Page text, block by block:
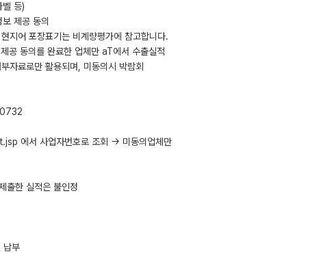
벨 등)
제공 동의
지어 포장표기는 비계량평가에 참고합니다.
공 동의를 완료한 업체만 aT에서 수출실적
자료로만 활용되며, 미동의시 박람회
0732
에서 사업자번호로 조회 → 미동의업체만
출한 실적은 불인정
납부